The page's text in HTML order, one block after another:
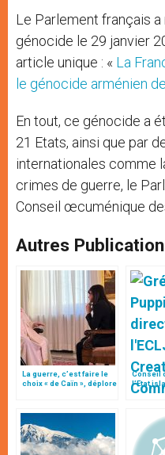
Le Parlement français a
génocide le 29 janvier
article unique : « La
le génocide arménien
En tout, ce génocide a
21 Etats, ainsi que par
internationales comme
crimes de guerre, le
Conseil œcuménique
Autres
La guerre, c’est faire le
choix « de Caïn », déplore
Conseil
l’Etat
commis